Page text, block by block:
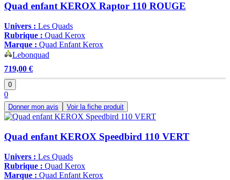
Quad enfant KEROX Raptor 110 ROUGE
Univers : Les Quads
Rubrique : Quad Kerox
Marque : Quad Enfant Kerox
Lebonquad
719,00 €
0
0
Donner mon avis Voir la fiche produit
Quad enfant KEROX Speedbird 110 VERT
Univers : Les Quads
Rubrique : Quad Kerox
Marque : Quad Enfant Kerox